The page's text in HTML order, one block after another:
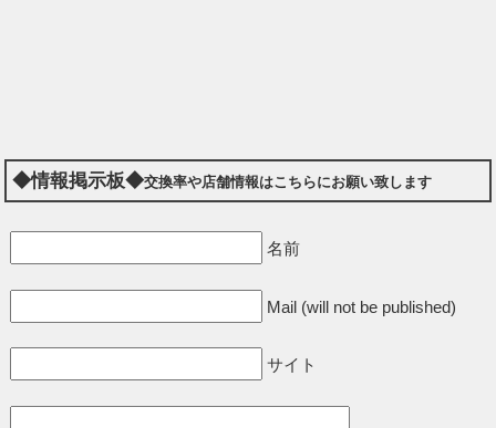
◆情報掲示板◆交換率や店舗情報はこちらにお願い致します
名前
Mail (will not be published)
サイト